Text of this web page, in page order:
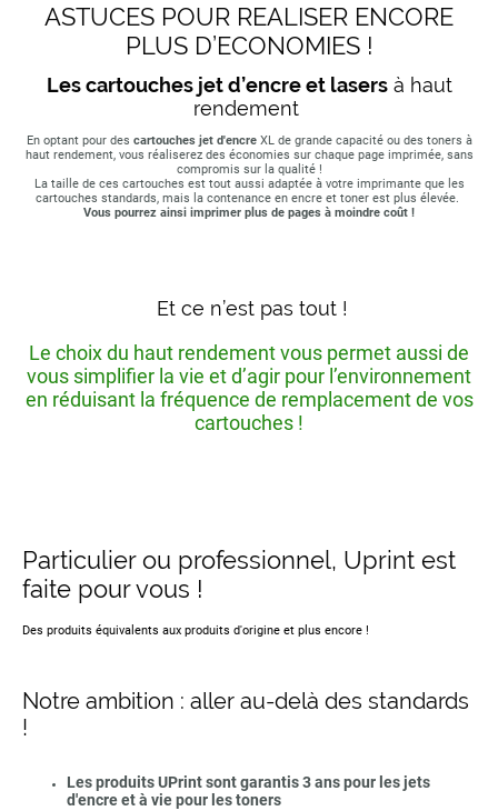
ASTUCES POUR REALISER ENCORE
PLUS D’ECONOMIES !
Les cartouches jet d’encre et lasersà haut
rendement
En optant pour des cartouches jet d'encreXL de grande capacité ou des toners à
haut rendement, vous réaliserez des économies sur chaque page imprimée, sans
compromis sur la qualité !
La taille de ces cartouches est tout aussi adaptée à votre imprimante que les
cartouches standards, mais la contenance en encre et toner est plus élevée.
Vous pourrez ainsi imprimer plus de pages à moindre coût !
Et ce n’est pas tout !
Le choix du haut rendement vous permet aussi de
vous simplifier la vie et d’agir pour l’environnement
en réduisant la fréquence de remplacement de vos
cartouches !
Particulier ou professionnel, Uprint est
faite pour vous !
Des produits équivalents aux produits d'origine et plus encore !
Notre ambition : aller au-delà des standards
!
Les produits UPrint sont garantis 3 ans pour les jets
d'encre et à vie pour les toners